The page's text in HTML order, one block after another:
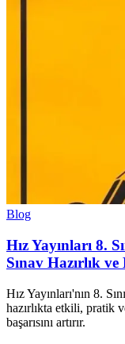
Blog
Hız Yayınları 8.
Sınav Hazırlık
Hız Yayınları'nın 8.
hazırlıkta etkili, pratik
başarısını artırır.